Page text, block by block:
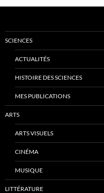
SCIENCES
ACTUALITÉS
HISTOIRE DES SCIENCES
MES PUBLICATIONS
ARTS
ARTS VISUELS
CINÉMA
MUSIQUE
LITTÉRATURE